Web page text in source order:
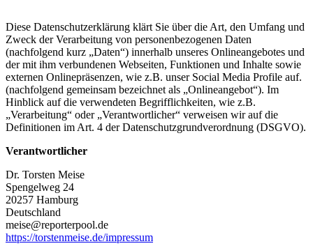
Diese Datenschutzerklärung klärt Sie über die Art, den Umfang und
Zweck der Verarbeitung von personenbezogenen Daten
(nachfolgend kurz „Daten“) innerhalb unseres Onlineangebotes und
der mit ihm verbundenen Webseiten, Funktionen und Inhalte sowie
externen Onlinepräsenzen, wie z.B. unser Social Media Profile auf.
(nachfolgend gemeinsam bezeichnet als „Onlineangebot“). Im
Hinblick auf die verwendeten Begrifflichkeiten, wie z.B.
„Verarbeitung“ oder „Verantwortlicher“ verweisen wir auf die
Definitionen im Art. 4 der Datenschutzgrundverordnung (DSGVO).
Verantwortlicher
Dr. Torsten Meise
Spengelweg 24
20257 Hamburg
Deutschland
meise@reporterpool.de
https://torstenmeise.de/impressum